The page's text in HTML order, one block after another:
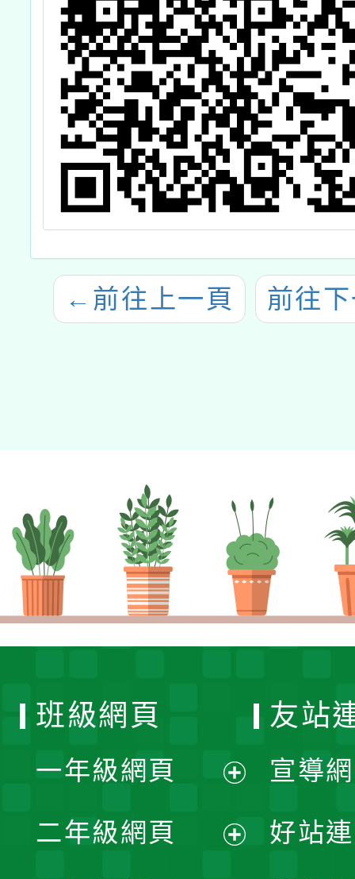
← 前往上一頁 前往
班級網頁
一年級網頁
開
二年級網頁
友站
宣導
好站